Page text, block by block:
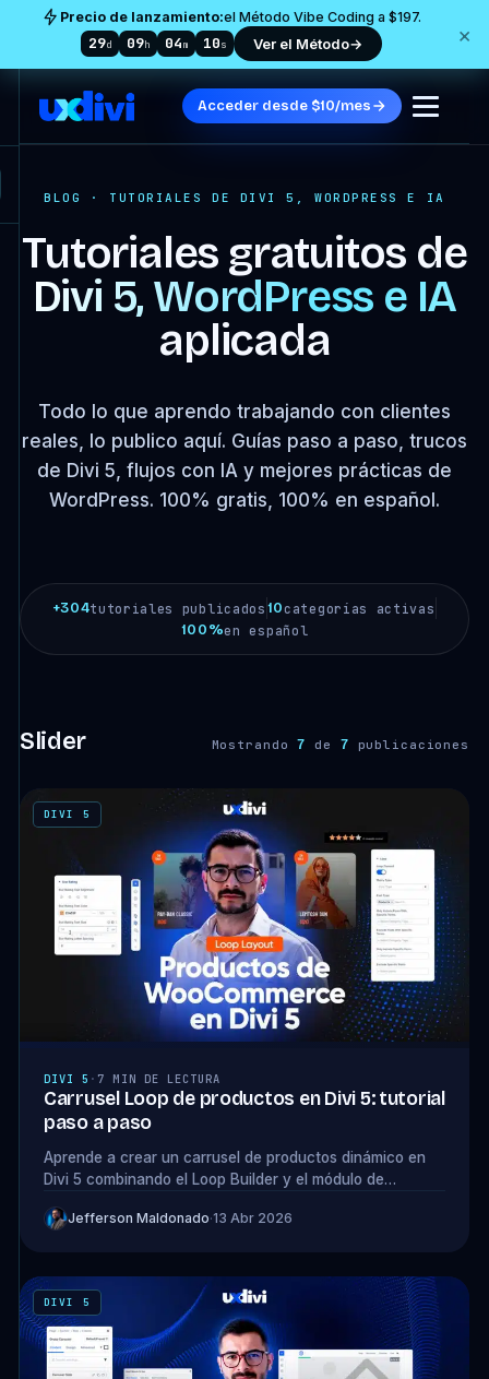
Precio de lanzamiento:el Método Vibe Coding a $197.
29d 09h 04m 09s Ver el Método→ ×
Acceder desde $10/mes
BLOG · TUTORIALES DE DIVI 5, WORDPRESS E IA
Tutoriales gratuitos de
Divi 5, WordPress e IA
aplicada
Todo lo que aprendo trabajando con clientes
reales, lo publico aquí. Guías paso a paso, trucos
de Divi 5, flujos con IA y mejores prácticas de
WordPress. 100% gratis, 100% en español.
+304tutoriales publicados 10categorías activas
100%en español
Slider Mostrando7 de 7 publicaciones
DIVI 5
DIVI 5 · 7 MIN DE LECTURA
Carrusel Loop de productos en Divi 5: tutorial
paso a paso
Aprende a crear un carrusel de productos dinámico en
Divi 5 combinando el Loop Builder y el módulo de
Jefferson Maldonado·13 Abr 2026
DIVI 5